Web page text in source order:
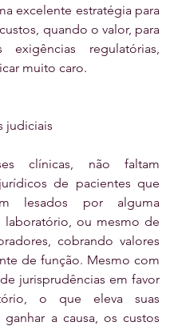
excelente estratégia para
quando o valor, para
exigências regulatórias,
muito caro.
judiciais
clínicas, não faltam
de pacientes que
lesados por alguma
laboratório, ou mesmo de
cobrando valores
de função. Mesmo com
jurisprudências em favor
o que eleva suas
ganhar a causa, os custos